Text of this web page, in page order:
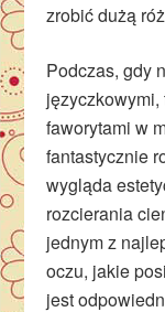
zrobić dużą
Podczas, gdy
faworytami w
fantastycznie
wygląda
rozcierania
jednym z
oczu, jakie
jest